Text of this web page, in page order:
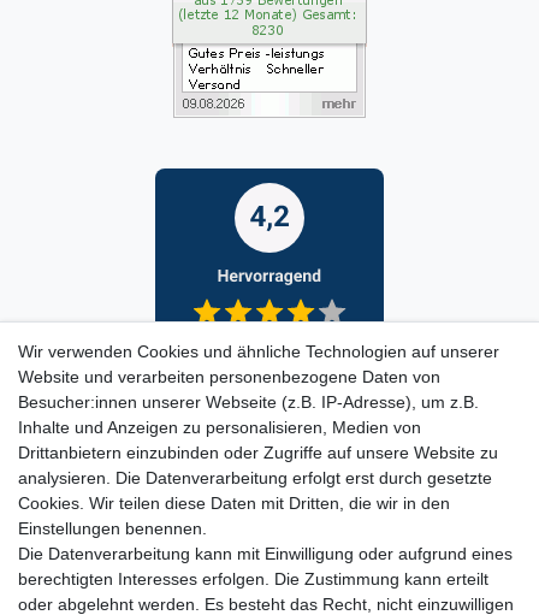
Wir verwenden Cookies und ähnliche Technologien auf unserer
Website und verarbeiten personenbezogene Daten von
Besucher:innen unserer Webseite (z.B. IP-Adresse), um z.B.
Inhalte und Anzeigen zu personalisieren, Medien von
Drittanbietern einzubinden oder Zugriffe auf unsere Website zu
analysieren. Die Datenverarbeitung erfolgt erst durch gesetzte
Cookies. Wir teilen diese Daten mit Dritten, die wir in den
Einstellungen benennen.
Die Datenverarbeitung kann mit Einwilligung oder aufgrund eines
berechtigten Interesses erfolgen. Die Zustimmung kann erteilt
oder abgelehnt werden. Es besteht das Recht, nicht einzuwilligen